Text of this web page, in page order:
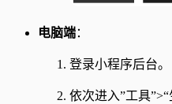
电脑端：
登录小程序后台。
依次进入”工具”>“